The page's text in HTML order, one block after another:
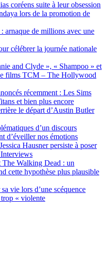
coréens suite à leur obsession
lors de la promotion de
arnaque de millions avec une
célébrer la journée nationale
and Clyde », « Shampoo » et
films TCM – The Hollywood
récemment : Les Sims
et bien plus encore
le départ d’Austin Butler
d’un discours
d’éveiller nos émotions
Hausner persiste à poser
Interviews
Walking Dead : un
cette hypothèse plus plausible
vie lors d’une scéquence
« violente